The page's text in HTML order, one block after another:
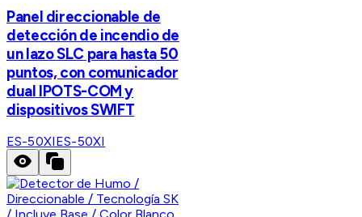
Panel direccionable de
detección de incendio de
un lazo SLC para hasta 50
puntos, con comunicador
dual IPOTS-COM y
dispositivos SWIFT
ES-50XIES-50XI